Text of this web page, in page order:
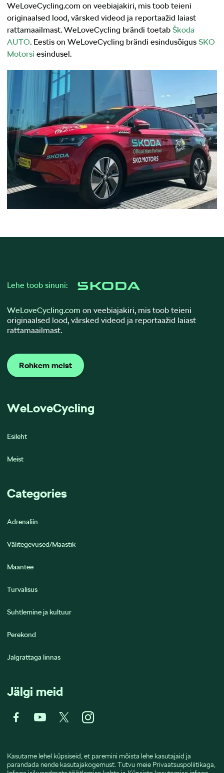
WeLoveCycling.com on veebiajakiri, mis toob teieni
originaalsed lood, värsked videod ja reportaažid laiast
rattamaailmast. WeLoveCycling brändi toetab Škoda
AUTO. Eestis on WeLoveCycling brändi esindusõigus SKO
Motorsi esindusel.
Lehe toob sinuni:
WeLoveCycling.com on veebiajakiri, mis toob teieni
originaalsed lood, värsked videod ja reportaažid laiast
rattamaailmast.
Rohkem meist
WeLoveCycling
Esileht
Meist
Categories
Adrenaliin
Välitegevused/Maastik
Maantee
Turvalisus
Suhtlemine ja kultuur
Perekond
Jalgrattaga linnas
Jälgi meid
Kasutame lehel küpsiseid, et paremini mõista lehe kasutajaid ja
parandada nende kasutajakogemust. Tutvu meie Privaatsuspoliitikaga